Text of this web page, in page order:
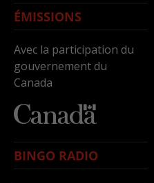
ÉMISSIONS
Avec la participation du
gouvernement du
Canada
BINGO RADIO